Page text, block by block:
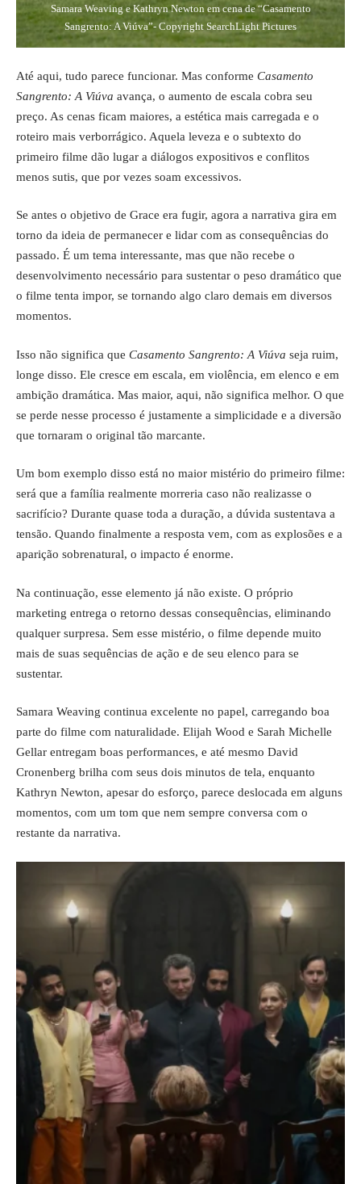
Samara Weaving e Kathryn Newton em cena de “Casamento
Sangrento: A Viúva”- Copyright SearchLight Pictures
Até aqui, tudo parece funcionar. Mas conforme Casamento
Sangrento: A Viúva avança, o aumento de escala cobra seu
preço. As cenas ficam maiores, a estética mais carregada e o
roteiro mais verborrágico. Aquela leveza e o subtexto do
primeiro filme dão lugar a diálogos expositivos e conflitos
menos sutis, que por vezes soam excessivos.
Se antes o objetivo de Grace era fugir, agora a narrativa gira em
torno da ideia de permanecer e lidar com as consequências do
passado. É um tema interessante, mas que não recebe o
desenvolvimento necessário para sustentar o peso dramático que
o filme tenta impor, se tornando algo claro demais em diversos
momentos.
Isso não significa que Casamento Sangrento: A Viúva seja ruim,
longe disso. Ele cresce em escala, em violência, em elenco e em
ambição dramática. Mas maior, aqui, não significa melhor. O que
se perde nesse processo é justamente a simplicidade e a diversão
que tornaram o original tão marcante.
Um bom exemplo disso está no maior mistério do primeiro filme:
será que a família realmente morreria caso não realizasse o
sacrifício? Durante quase toda a duração, a dúvida sustentava a
tensão. Quando finalmente a resposta vem, com as explosões e a
aparição sobrenatural, o impacto é enorme.
Na continuação, esse elemento já não existe. O próprio
marketing entrega o retorno dessas consequências, eliminando
qualquer surpresa. Sem esse mistério, o filme depende muito
mais de suas sequências de ação e de seu elenco para se
sustentar.
Samara Weaving continua excelente no papel, carregando boa
parte do filme com naturalidade. Elijah Wood e Sarah Michelle
Gellar entregam boas performances, e até mesmo David
Cronenberg brilha com seus dois minutos de tela, enquanto
Kathryn Newton, apesar do esforço, parece deslocada em alguns
momentos, com um tom que nem sempre conversa com o
restante da narrativa.